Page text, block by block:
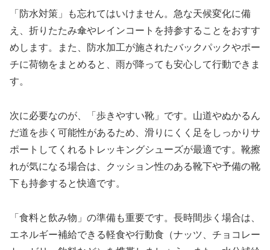
「防水対策」も忘れてはいけません。急な天候変化に備
え、折りたたみ傘やレインコートを持参することをおすす
めします。また、防水加工が施されたバックパックやポー
チに荷物をまとめると、雨が降っても安心して行動できま
す。
次に必要なのが、「歩きやすい靴」です。山道やぬかるん
だ道を歩く可能性があるため、滑りにくく足をしっかりサ
ポートしてくれるトレッキングシューズが最適です。靴擦
れが気になる場合は、クッション性のある靴下や予備の靴
下も持参すると快適です。
「食料と飲み物」の準備も重要です。長時間歩く場合は、
エネルギー補給できる軽食や行動食（ナッツ、チョコレー